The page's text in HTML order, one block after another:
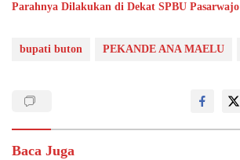
Parahnya Dilakukan di Dekat SPBU Pasarwajo
bupati buton PEKANDE ANA MAELU
Baca Juga